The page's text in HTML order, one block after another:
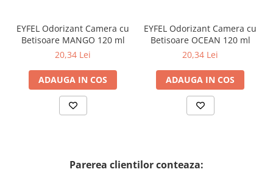
EYFEL Odorizant Camera cu
Betisoare MANGO 120 ml
20,34 Lei
ADAUGA IN COS
EYFEL Odorizant Camera cu
Betisoare OCEAN 120 ml
20,34 Lei
ADAUGA IN COS
Parerea clientilor conteaza: